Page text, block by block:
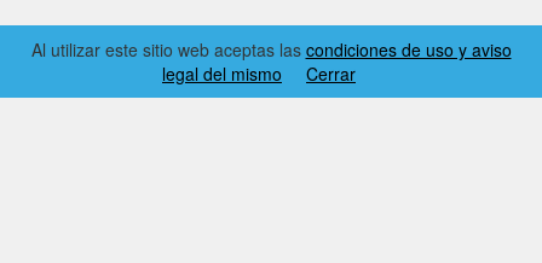
Al utilizar este sitio web aceptas las condiciones de uso y aviso
legal del mismo
Cerrar